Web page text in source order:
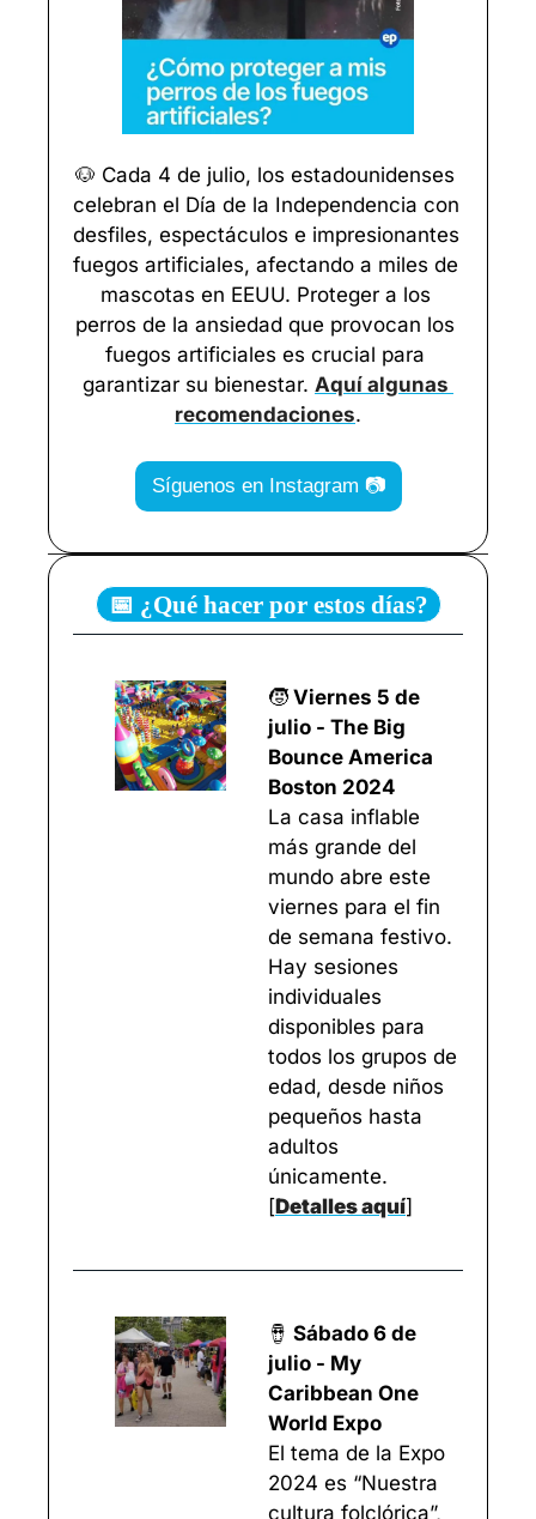
🐶 Cada 4 de julio, los estadounidenses
celebran el Día de la Independencia con
desfiles, espectáculos e impresionantes
fuegos artificiales, afectando a miles de
mascotas en EEUU. Proteger a los
perros de la ansiedad que provocan los
fuegos artificiales es crucial para
garantizar su bienestar. Aquí algunas
recomendaciones.
Síguenos en Instagram 📷
📅 ¿Qué hacer por estos días?
🧒 Viernes 5 de
julio - The Big
Bounce America
Boston 2024
La casa inflable
más grande del
mundo abre este
viernes para el fin
de semana festivo.
Hay sesiones
individuales
disponibles para
todos los grupos de
edad, desde niños
pequeños hasta
adultos
[Detalles aquí]
🪘 Sábado 6 de
julio - My
Caribbean One
World Expo
El tema de la Expo
2024 es “Nuestra
cultura folclórica”,